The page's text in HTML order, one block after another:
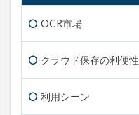
OCR市場
クラウド保存の利便性
利用シーン